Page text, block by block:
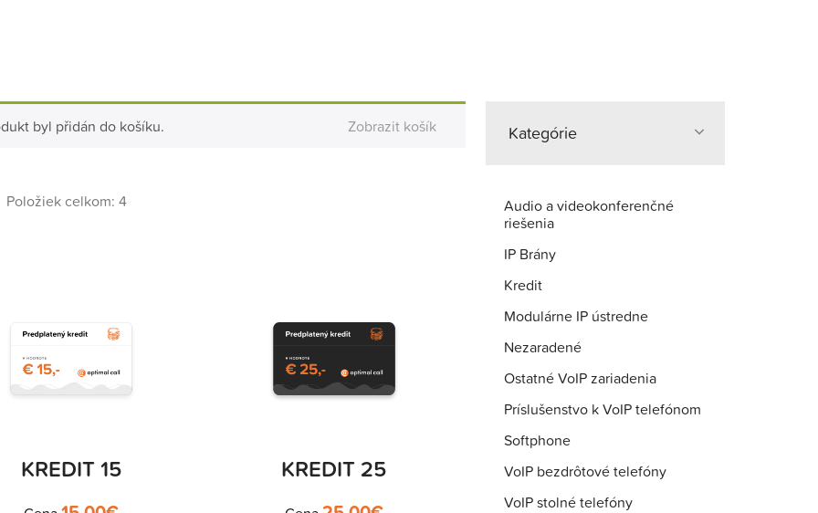
Kategórie
Audio a videokonferenčné
riešenia
IP Brány
Kredit
Modulárne IP ústredne
Nezaradené
Ostatné VoIP zariadenia
Príslušenstvo k VoIP telefónom
Softphone
VoIP bezdrôtové telefóny
VoIP stolné telefóny
byl přidán do košíku. Zobrazit košík
Položiek celkom: 4
KREDIT 15 KREDIT 25